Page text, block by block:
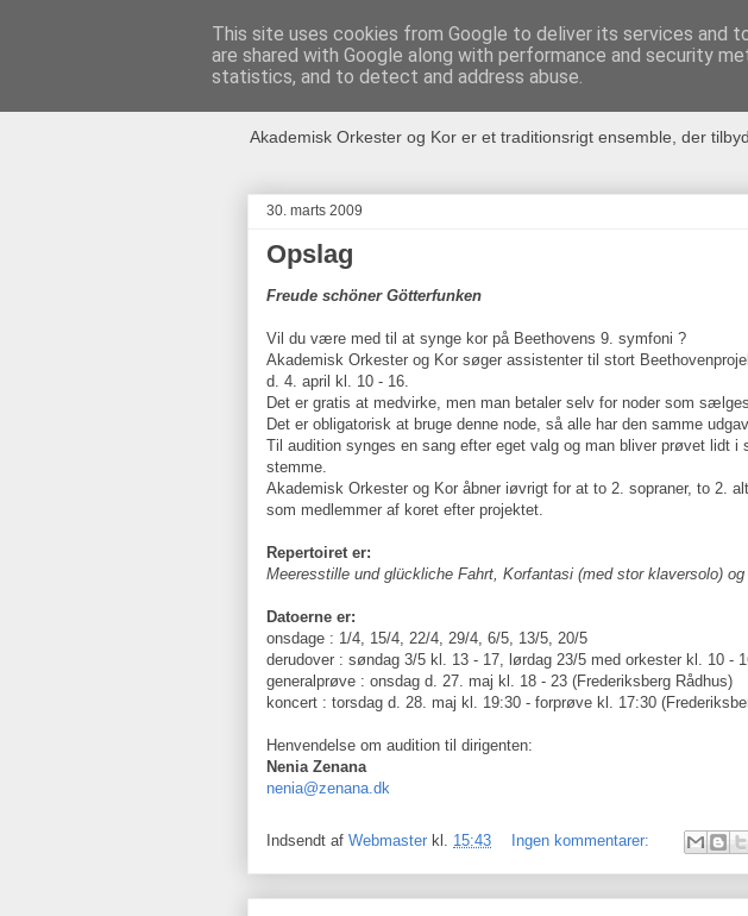
Akademisk Orkester
Akademisk Orkester og Kor er et traditionsrigt ensemble, der
30. marts 2009
Opslag
Freude schöner Götterfunken
Vil du være med til at synge kor på Beethovens 9. symfoni ?
Akademisk Orkester og Kor søger assistenter til stort
d. 4. april kl. 10 - 16.
Det er gratis at medvirke, men man betaler selv for noder som
Det er obligatorisk at bruge denne node, så alle har den samme
Til audition synges en sang efter eget valg og man bliver prøvet lidt
stemme.
Akademisk Orkester og Kor åbner iøvrigt for at to 2. sopraner, to 2.
som medlemmer af koret efter projektet.
Repertoiret er:
Meeresstille und glückliche Fahrt, Korfantasi (med stor klaversolo)
Datoerne er:
onsdage : 1/4, 15/4, 22/4, 29/4, 6/5, 13/5, 20/5
derudover : søndag 3/5 kl. 13 - 17, lørdag 23/5 med orkester kl. 10 -
generalprøve : onsdag d. 27. maj kl. 18 - 23 (Frederiksberg Rådhus)
koncert : torsdag d. 28. maj kl. 19:30 - forprøve kl. 17:30
Henvendelse om audition til dirigenten:
Nenia Zenana
nenia@zenana.dk
Indsendt af Webmaster kl. 15:43 Ingen kommentarer:
This site uses cookies from Google to deliver its services and
are shared with Google along with performance and security
statistics, and to detect and address abuse.